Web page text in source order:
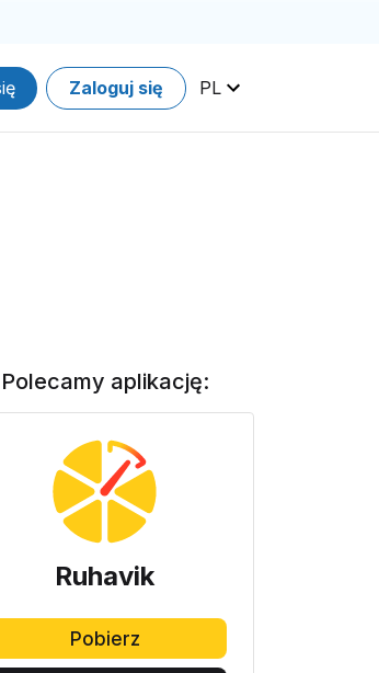
Zaloguj się PL
Polecamy aplikację:
Ruhavik
Pobierz